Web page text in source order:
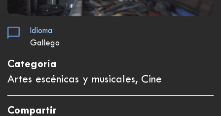
Idioma
Gallego
Categoría
Artes escénicas y musicales, Cine
Compartir